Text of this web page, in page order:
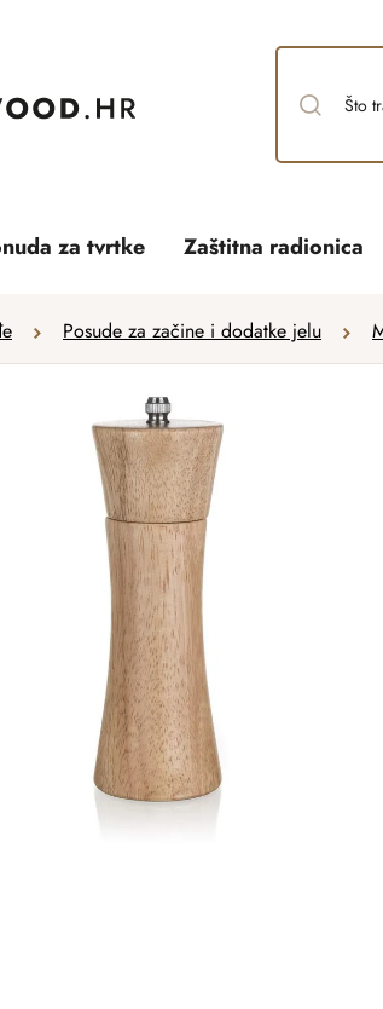
za tvrtke Zaštitna radionica
Posude za začine i dodatke jelu